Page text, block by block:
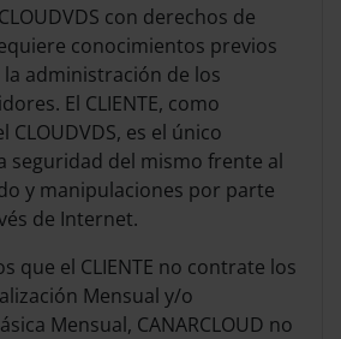
con derechos de
conocimientos previos
administración de los
El CLIENTE, como
es el único
seguridad del mismo frente al
y manipulaciones por parte
de Internet.
que el CLIENTE no contrate los
Mensual y/o
Mensual, CANARCLOUD no